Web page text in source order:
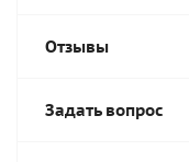
Отзывы
Задать вопрос